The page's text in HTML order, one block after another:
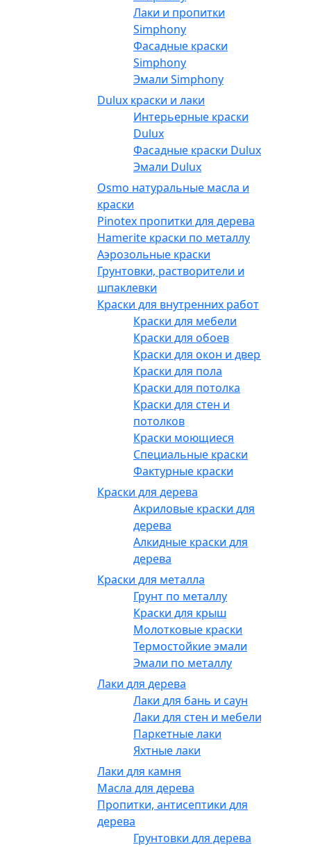
Лаки и пропитки
Simphony
Фасадные краски
Simphony
Эмали Simphony
Dulux краски и лаки
Интерьерные краски
Dulux
Фасадные краски Dulux
Эмали Dulux
Osmo натуральные масла и
краски
Pinotex пропитки для дерева
Hamerite краски по металлу
Аэрозольные краски
Грунтовки, растворители и
шпаклевки
Краски для внутренних работ
Краски для мебели
Краски для обоев
Краски для окон и дверей
Краски для пола
Краски для потолка
Краски для стен и
потолков
Краски моющиеся
Специальные краски
Фактурные краски
Краски для дерева
Акриловые краски для
дерева
Алкидные краски для
дерева
Краски для металла
Грунт по металлу
Краски для крыш
Молотковые краски
Термостойкие эмали
Эмали по металлу
Лаки для дерева
Лаки для бань и саун
Лаки для стен и мебели
Паркетные лаки
Яхтные лаки
Лаки для камня
Масла для дерева
Пропитки, антисептики для
дерева
Грунтовки для дерева